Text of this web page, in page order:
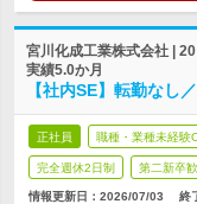
宮川化成工業株式会社 |
実績5.0か月
【社内SE】転勤なし
正社員 職種・業種未経験
完全週休2日制 第二新卒
情報更新日：2026/07/03 終